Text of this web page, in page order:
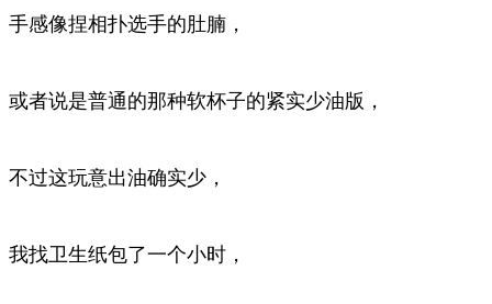
手感像捏相扑选手的肚腩，
或者说是普通的那种软杯子的紧实少油版，
不过这玩意出油确实少，
我找卫生纸包了一个小时，